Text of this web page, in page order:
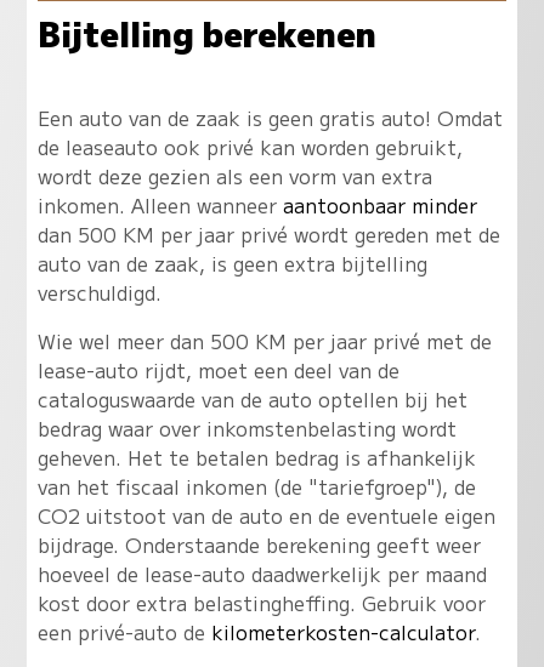
Bijtelling berekenen
Een auto van de zaak is geen gratis auto! Omdat
de leaseauto ook privé kan worden gebruikt,
wordt deze gezien als een vorm van extra
inkomen. Alleen wanneer aantoonbaar minder
dan 500 KM per jaar privé wordt gereden met de
auto van de zaak, is geen extra bijtelling
verschuldigd.
Wie wel meer dan 500 KM per jaar privé met de
lease-auto rijdt, moet een deel van de
cataloguswaarde van de auto optellen bij het
bedrag waar over inkomstenbelasting wordt
geheven. Het te betalen bedrag is afhankelijk
van het fiscaal inkomen (de "tariefgroep"), de
CO2 uitstoot van de auto en de eventuele eigen
bijdrage. Onderstaande berekening geeft weer
hoeveel de lease-auto daadwerkelijk per maand
kost door extra belastingheffing. Gebruik voor
een privé-auto de kilometerkosten-calculator.